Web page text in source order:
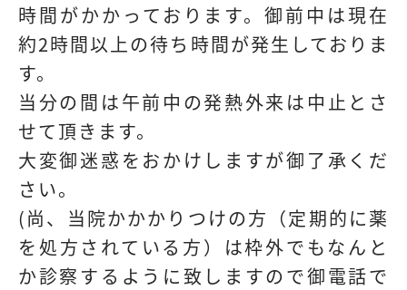
時間がかかっております。御前中は現在
約2時間以上の待ち時間が発生しておりま
す。
当分の間は午前中の発熱外来は中止とさ
せて頂きます。
大変御迷惑をおかけしますが御了承くだ
さい。
(尚、当院かかかりつけの方（定期的に薬
を処方されている方）は枠外でもなんと
か診察するように致しますので御電話で